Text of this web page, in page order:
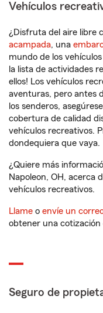
Vehículos
¿Disfruta del aire libre
acampada, una
mundo de los
la lista de actividades
ellos! Los vehículos
aventuras, pero antes
los senderos,
cobertura de calidad
vehículos recreativos.
dondequiera que vaya.
¿Quiere más
Napoleon, OH, acerca
vehículos recreativos.
Llame o envíe un
obtener una cotización
Seguro de